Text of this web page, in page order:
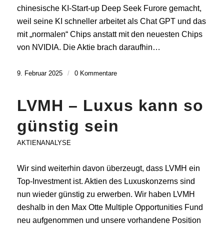
chinesische KI-Start-up Deep Seek Furore gemacht,
weil seine KI schneller arbeitet als Chat GPT und das
mit „normalen“ Chips anstatt mit den neuesten Chips
von NVIDIA. Die Aktie brach daraufhin…
9. Februar 2025 / 0 Kommentare
LVMH – Luxus kann so
günstig sein
AKTIENANALYSE
Wir sind weiterhin davon überzeugt, dass LVMH ein
Top-Investment ist. Aktien des Luxuskonzerns sind
nun wieder günstig zu erwerben. Wir haben LVMH
deshalb in den Max Otte Multiple Opportunities Fund
neu aufgenommen und unsere vorhandene Position